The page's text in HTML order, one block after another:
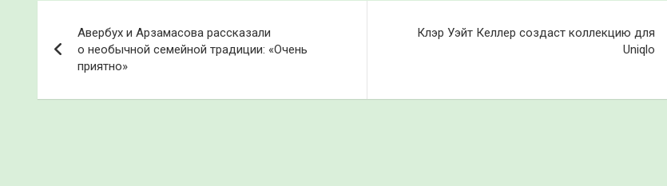
по
записям
Авербух и Арзамасова рассказали
о необычной семейной традиции: «Очень
приятно»
Клэр Уэйт Келлер создаст коллекцию для
Uniqlo